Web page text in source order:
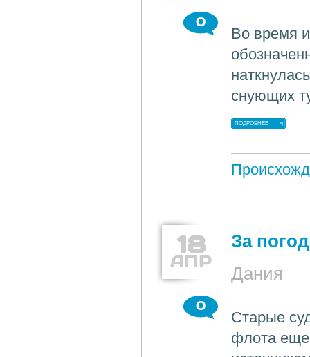
0
Во время
снующих
ПОДРОБНЕЕ
18
АПР
За
Дания
0
Старые
флота еще